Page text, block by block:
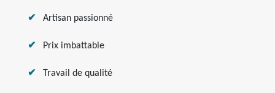
Artisan passionné
Prix imbattable
Travail de qualité